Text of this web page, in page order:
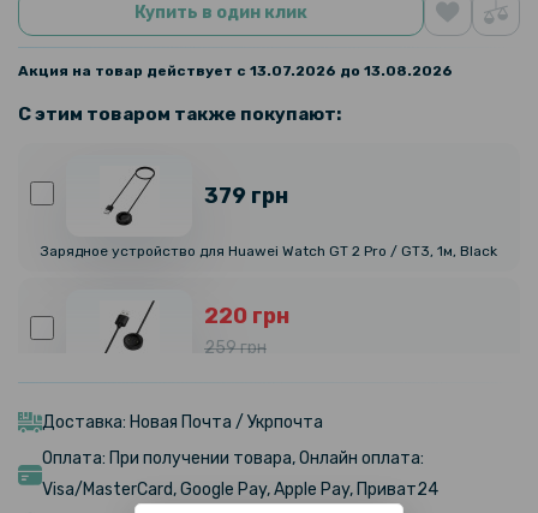
Купить в один клик
Акция на товар действует с 13.07.2026 до 13.08.2026
С этим товаром также покупают:
379 грн
Зарядное устройство для Huawei Watch GT 2 Pro / GT3, 1м, Black
220 грн
259 грн
Зарядное устройство USB для часов Xiaomi Mibro Watch X1, Black
Доставка: Новая Почта / Укрпочта
Оплата: При получении товара, Онлайн оплата:
Visa/MasterCard, Google Pay, Apple Pay, Приват24